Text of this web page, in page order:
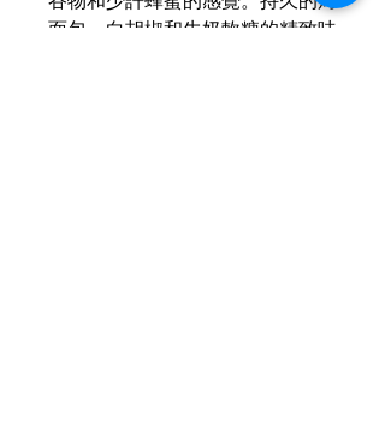
面包、白胡椒和牛奶軟糖的精致味